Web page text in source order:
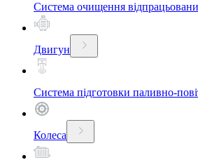
Система очищення
Двигун
Система підготовки паливно-
Колеса